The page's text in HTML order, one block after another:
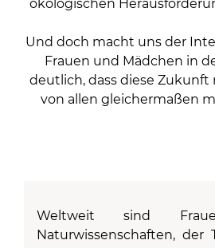
ökologischen
Und doch macht uns der
Frauen und Mädchen in
deutlich, dass diese
von allen gleichermaßen
Weltweit sind
Naturwissenschaften, der